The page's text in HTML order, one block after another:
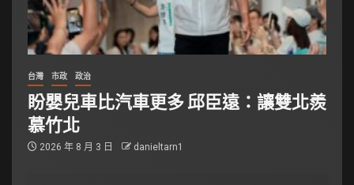
台灣 市政 政治
盼嬰兒車比汽車更多 邱臣遠：讓雙北羨
慕竹北
2026 年 8 月 3 日 danieltarn1